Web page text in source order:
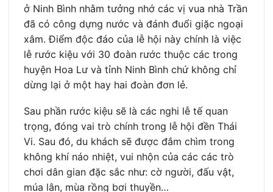
ở Ninh Bình nhằm tưởng nhớ các vị vua nhà Trần
đã có công dựng nước và đánh đuổi giặc ngoại
xâm. Điểm độc đáo của lễ hội này chính là việc
lễ rước kiệu với 30 đoàn rước thuộc các trong
huyện Hoa Lư và tỉnh Ninh Bình chứ không chỉ
dừng lại ở một hay hai đoàn đơn lẻ.
Sau phần rước kiệu sẽ là các nghi lễ tế quan
trọng, đóng vai trò chính trong lễ hội đền Thái
Vi. Sau đó, du khách sẽ được đắm chìm trong
không khí náo nhiệt, vui nhộn của các các trò
chơi dân gian đặc sắc như: cờ người, đấu vật,
múa lân, mùa rồng bơi thuyền…